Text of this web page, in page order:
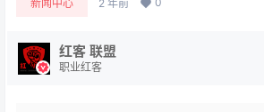
新闻中心 2 年前
红客 联盟
职业红客